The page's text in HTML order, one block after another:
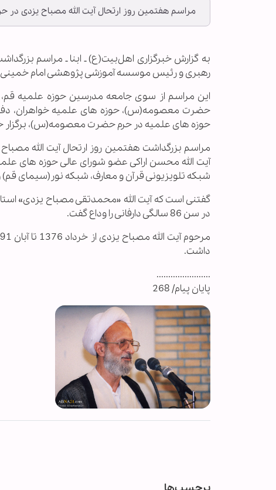
مراسم هفتمین روز ارتحال آیت الله مصباح یزدی
به گزارش خبرگزاری اهل‌بیت(ع) ـ ابنا ـ مراسم
رهبری و رئیس موسسه آموزشی پژوهشی امام
این مراسم از سوی جامعه مدرسین حوزه علمیه
حضرت معصومه(س)، حوزه های علمیه خواهران،
حوزه های علمیه در حرم حضرت معصومه(س)، برگزار
آیت الله محسن اراکی عضو شورای عالی حوزه های
شبکه تلویزیونی قرآن و معارف، شبکه نور(سیمای
در سن 86 سالگی دارفانی را وداع گفت.
داشت.
.......................
پایان پیام/ 268